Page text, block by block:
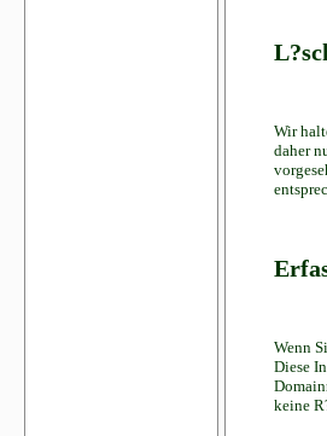
Wir
daher
Wenn
Diese
keine